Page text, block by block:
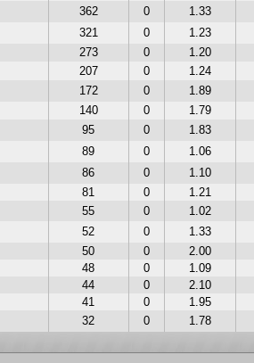
362 0 1.33
321 0 1.23
273 0 1.20
207 0 1.24
172 0 1.89
140 0 1.79
95 0 1.83
89 0 1.06
86 0 1.10
81 0 1.21
55 0 1.02
52 0 1.33
50 0 2.00
48 0 1.09
44 0 2.10
41 0 1.95
32 0 1.78